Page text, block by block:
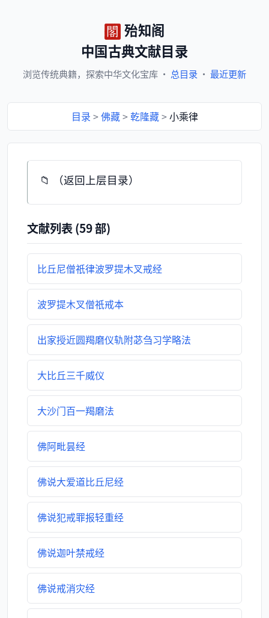
殆知阁
中国古典文献目录
浏览传统典籍， 探索中华文化宝库 · 总目录 · 最近更新
目录 >佛藏>乾隆藏>小乘律
📁 （返回上层目录）
文献列表 (59 部)
比丘尼僧祇律波罗提木叉戒经
波罗提木叉僧祇戒本
出家授近圆羯磨仪轨附苾刍习学略法
大比丘三千威仪
大沙门百一羯磨法
佛阿毗昙经
佛说大爱道比丘尼经
佛说犯戒罪报轻重经
佛说迦叶禁戒经
佛说戒消灾经